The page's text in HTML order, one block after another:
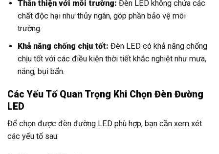
Thân thiện với môi trường: Đèn LED không chứa các
chất độc hại như thủy ngân, góp phần bảo vệ môi
trường.
Khả năng chống chịu tốt: Đèn LED có khả năng chống
chịu tốt với các điều kiện thời tiết khắc nghiệt như mưa,
nắng, bụi bẩn.
Các Yếu Tố Quan Trọng Khi Chọn Đèn Đường
LED
Để chọn được đèn đường LED phù hợp, bạn cần xem xét
các yếu tố sau: